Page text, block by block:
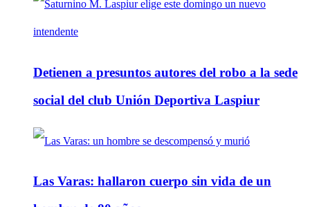
Detienen a presuntos autores del robo a la sede
social del club Unión Deportiva Laspiur
Las Varas: hallaron cuerpo sin vida de un